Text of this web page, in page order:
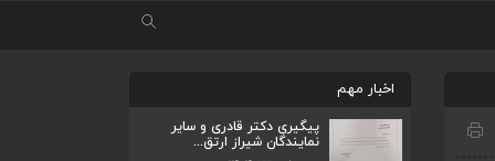
اخبار مهم
پیگیری دکتر قادری و سایر
نمایندگان شیراز ارتق...